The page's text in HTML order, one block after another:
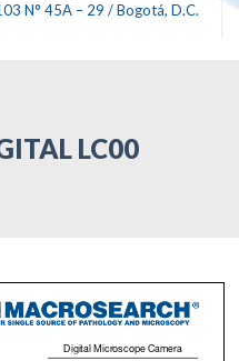
N° 45A – 29 / Bogotá, D.C.
LC00